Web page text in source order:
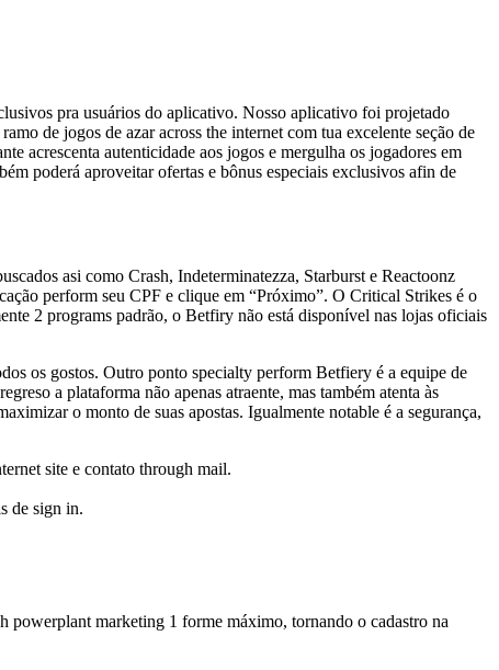
pra usuários do aplicativo. Nosso aplicativo foi projetado
de jogos de azar across the internet com tua excelente seção de
acrescenta autenticidade aos jogos e mergulha os jogadores em
poderá aproveitar ofertas e bônus especiais exclusivos afin de
asi como Crash, Indeterminatezza, Starburst e Reactoonz
perform seu CPF e clique em “Próximo”. O Critical Strikes é o
2 programs padrão, o Betfiry não está disponível nas lojas oficiais
os gostos. Outro ponto specialty perform Betfiery é a equipe de
a plataforma não apenas atraente, mas também atenta às
o monto de suas apostas. Igualmente notable é a segurança,
site e contato through mail.
de sign in.
powerplant marketing 1 forme máximo, tornando o cadastro na